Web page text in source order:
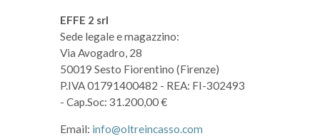
EFFE 2 srl
Sede legale e magazzino:
Via Avogadro, 28
50019 Sesto Fiorentino (Firenze)
P.IVA 01791400482 - REA: FI-302493
- Cap.Soc: 31.200,00 €
Email: info@oltreincasso.com